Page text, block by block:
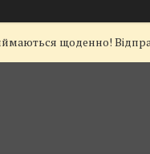
щоденно!